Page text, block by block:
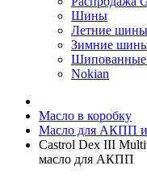
Шины
Летние шины
Зимние
Nokian
Масло в коробку
Масло для АКПП
Castrol Dex III
масло для АКПП